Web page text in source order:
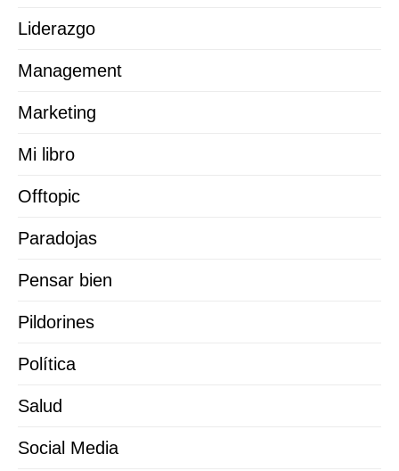
Liderazgo
Management
Marketing
Mi libro
Offtopic
Paradojas
Pensar bien
Pildorines
Política
Salud
Social Media